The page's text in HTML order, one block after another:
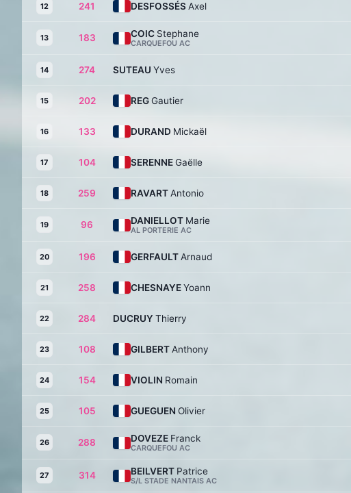
12 241 DESFOSSÉS Axel
13 183 COIC Stephane
CARQUEFOU AC
14 274 SUTEAU Yves
15 202 REGGautier
16 133 DURAND Mickaël
17 104 SERENNEGaëlle
18 259 RAVART Antonio
19 96 DANIELLOT Marie
AL PORTERIE AC
20 196 GERFAULT Arnaud
21 258 CHESNAYEYoann
22 284 DUCRUY Thierry
23 108 GILBERT Anthony
24 154 VIOLIN Romain
25 105 GUEGUEN Olivier
26 288 DOVEZE Franck
CARQUEFOU AC
27 314 BEILVERT Patrice
S/L STADE NANTAIS AC